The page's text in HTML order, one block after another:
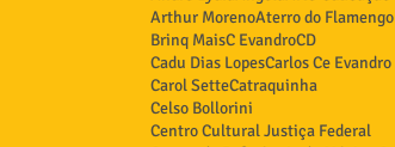
Arthur MorenoAterro do Flamengo
Brinq MaisC EvandroCD
Cadu Dias LopesCarlos Ce Evandro
Carol SetteCatraquinha
Celso Bollorini
Centro Cultural Justiça Federal